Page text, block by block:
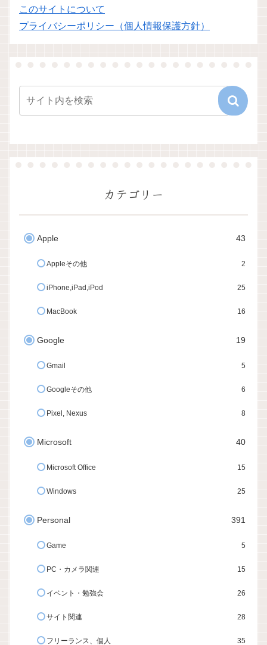
このサイトについて
プライバシーポリシー（個人情報保護方針）
カテゴリー
Apple 43
Appleその他 2
iPhone,iPad,iPod 25
MacBook 16
Google 19
Gmail 5
Googleその他 6
Pixel, Nexus 8
Microsoft 40
Microsoft Office 15
Windows 25
Personal 391
Game 5
PC・カメラ関連 15
イベント・勉強会 26
サイト関連 28
フリーランス、個人 35